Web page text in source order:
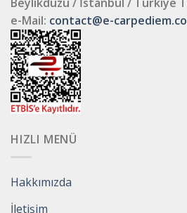
e-Mail: contact@e-
HIZLI MENÜ
Hakkımızda
İletişim